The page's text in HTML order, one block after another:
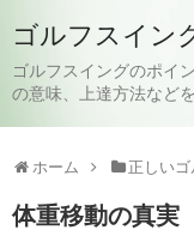
ゴルフスイン
ゴルフスイングのポイ
の意味、上達方法など
ホーム 正しい
体重移動の真実